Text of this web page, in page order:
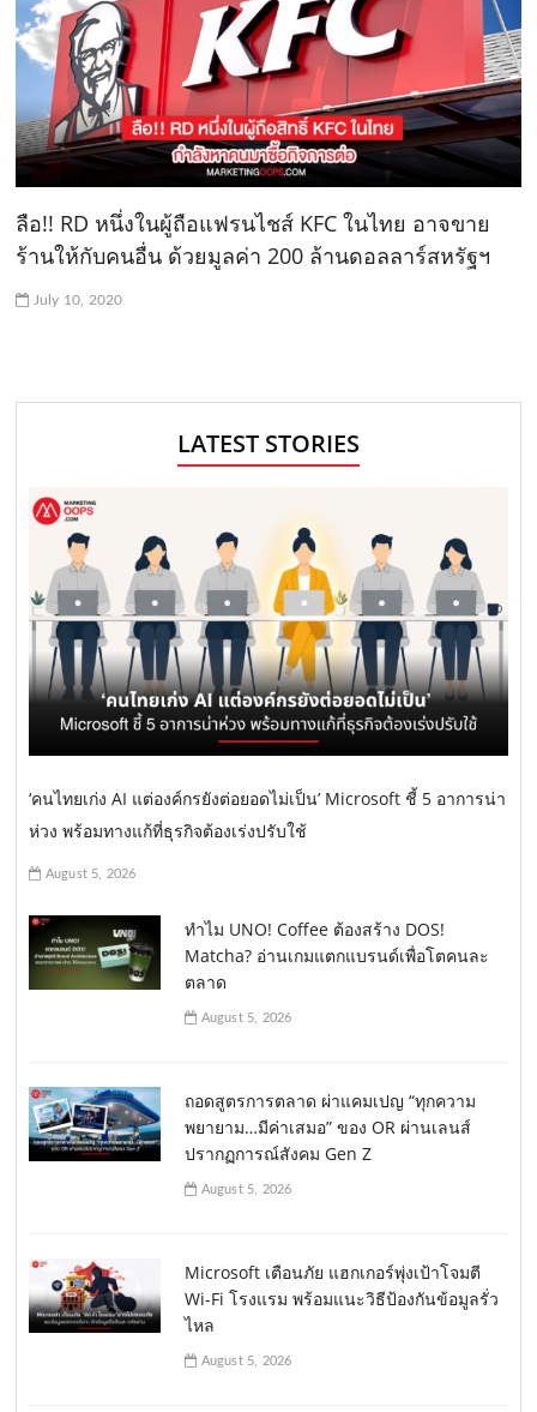
ลือ!! RD หนึ่งในผู้ถือแฟรนไชส์ KFC ในไทย อาจขาย
ร้านให้กับคนอื่น ด้วยมูลค่า 200 ล้านดอลลาร์สหรัฐฯ
July 10, 2020
LATEST STORIES
‘คนไทยเก่ง AI แต่องค์กรยังต่อยอดไม่เป็น’ Microsoft ชี้ 5 อาการน่า
ห่วง พร้อมทางแก้ที่ธุรกิจต้องเร่งปรับใช้
August 5, 2026
ทำไม UNO! Coffee ต้องสร้าง DOS!
Matcha? อ่านเกมแตกแบรนด์เพื่อโตคนละ
ตลาด
August 5, 2026
ถอดสูตรการตลาด ผ่าแคมเปญ “ทุกความ
พยายาม…มีค่าเสมอ” ของ OR ผ่านเลนส์
ปรากฏการณ์สังคม Gen Z
August 5, 2026
Microsoft เตือนภัย แฮกเกอร์พุ่งเป้าโจมตี
Wi-Fi โรงแรม พร้อมแนะวิธีป้องกันข้อมูลรั่ว
ไหล
August 5, 2026